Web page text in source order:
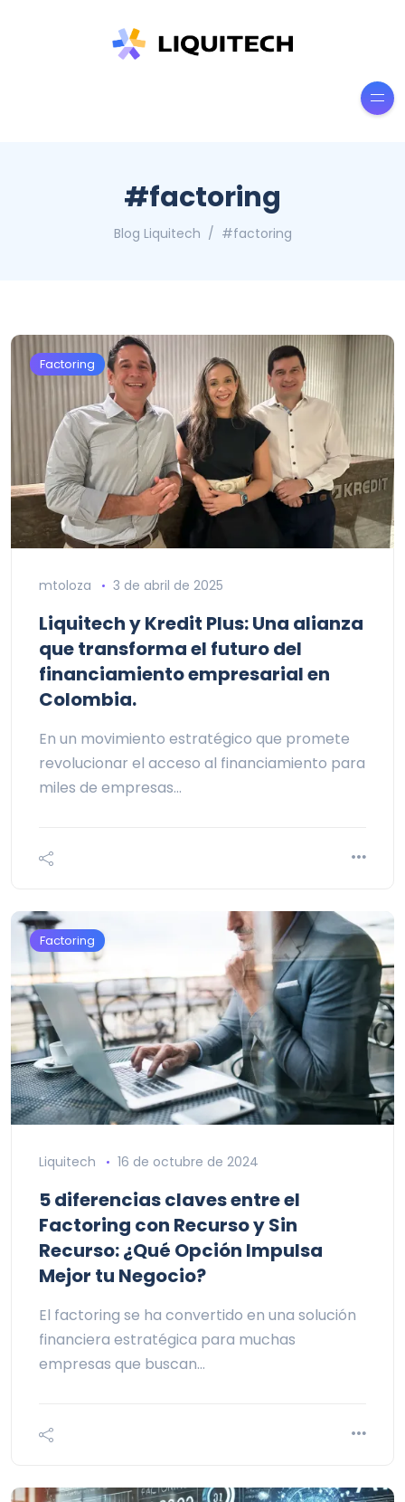
#factoring
Blog Liquitech #factoring
Factoring
mtoloza 3 de abril de 2025
Liquitech y Kredit Plus: Una alianza
que transforma el futuro del
financiamiento empresarial en
Colombia.
En un movimiento estratégico que promete
revolucionar el acceso al financiamiento para
miles de empresas…
Factoring
Liquitech 16 de octubre de 2024
5 diferencias claves entre el
Factoring con Recurso y Sin
Recurso: ¿Qué Opción Impulsa
Mejor tu Negocio?
El factoring se ha convertido en una solución
financiera estratégica para muchas
empresas que buscan…